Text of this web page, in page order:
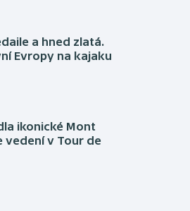
a hned zlatá.
Evropy na kajaku
ikonické Mont
vedení v Tour de